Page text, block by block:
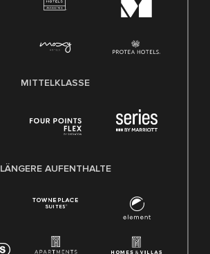
MITTELKLASSE
LÄNGERE AUFENTHALTE